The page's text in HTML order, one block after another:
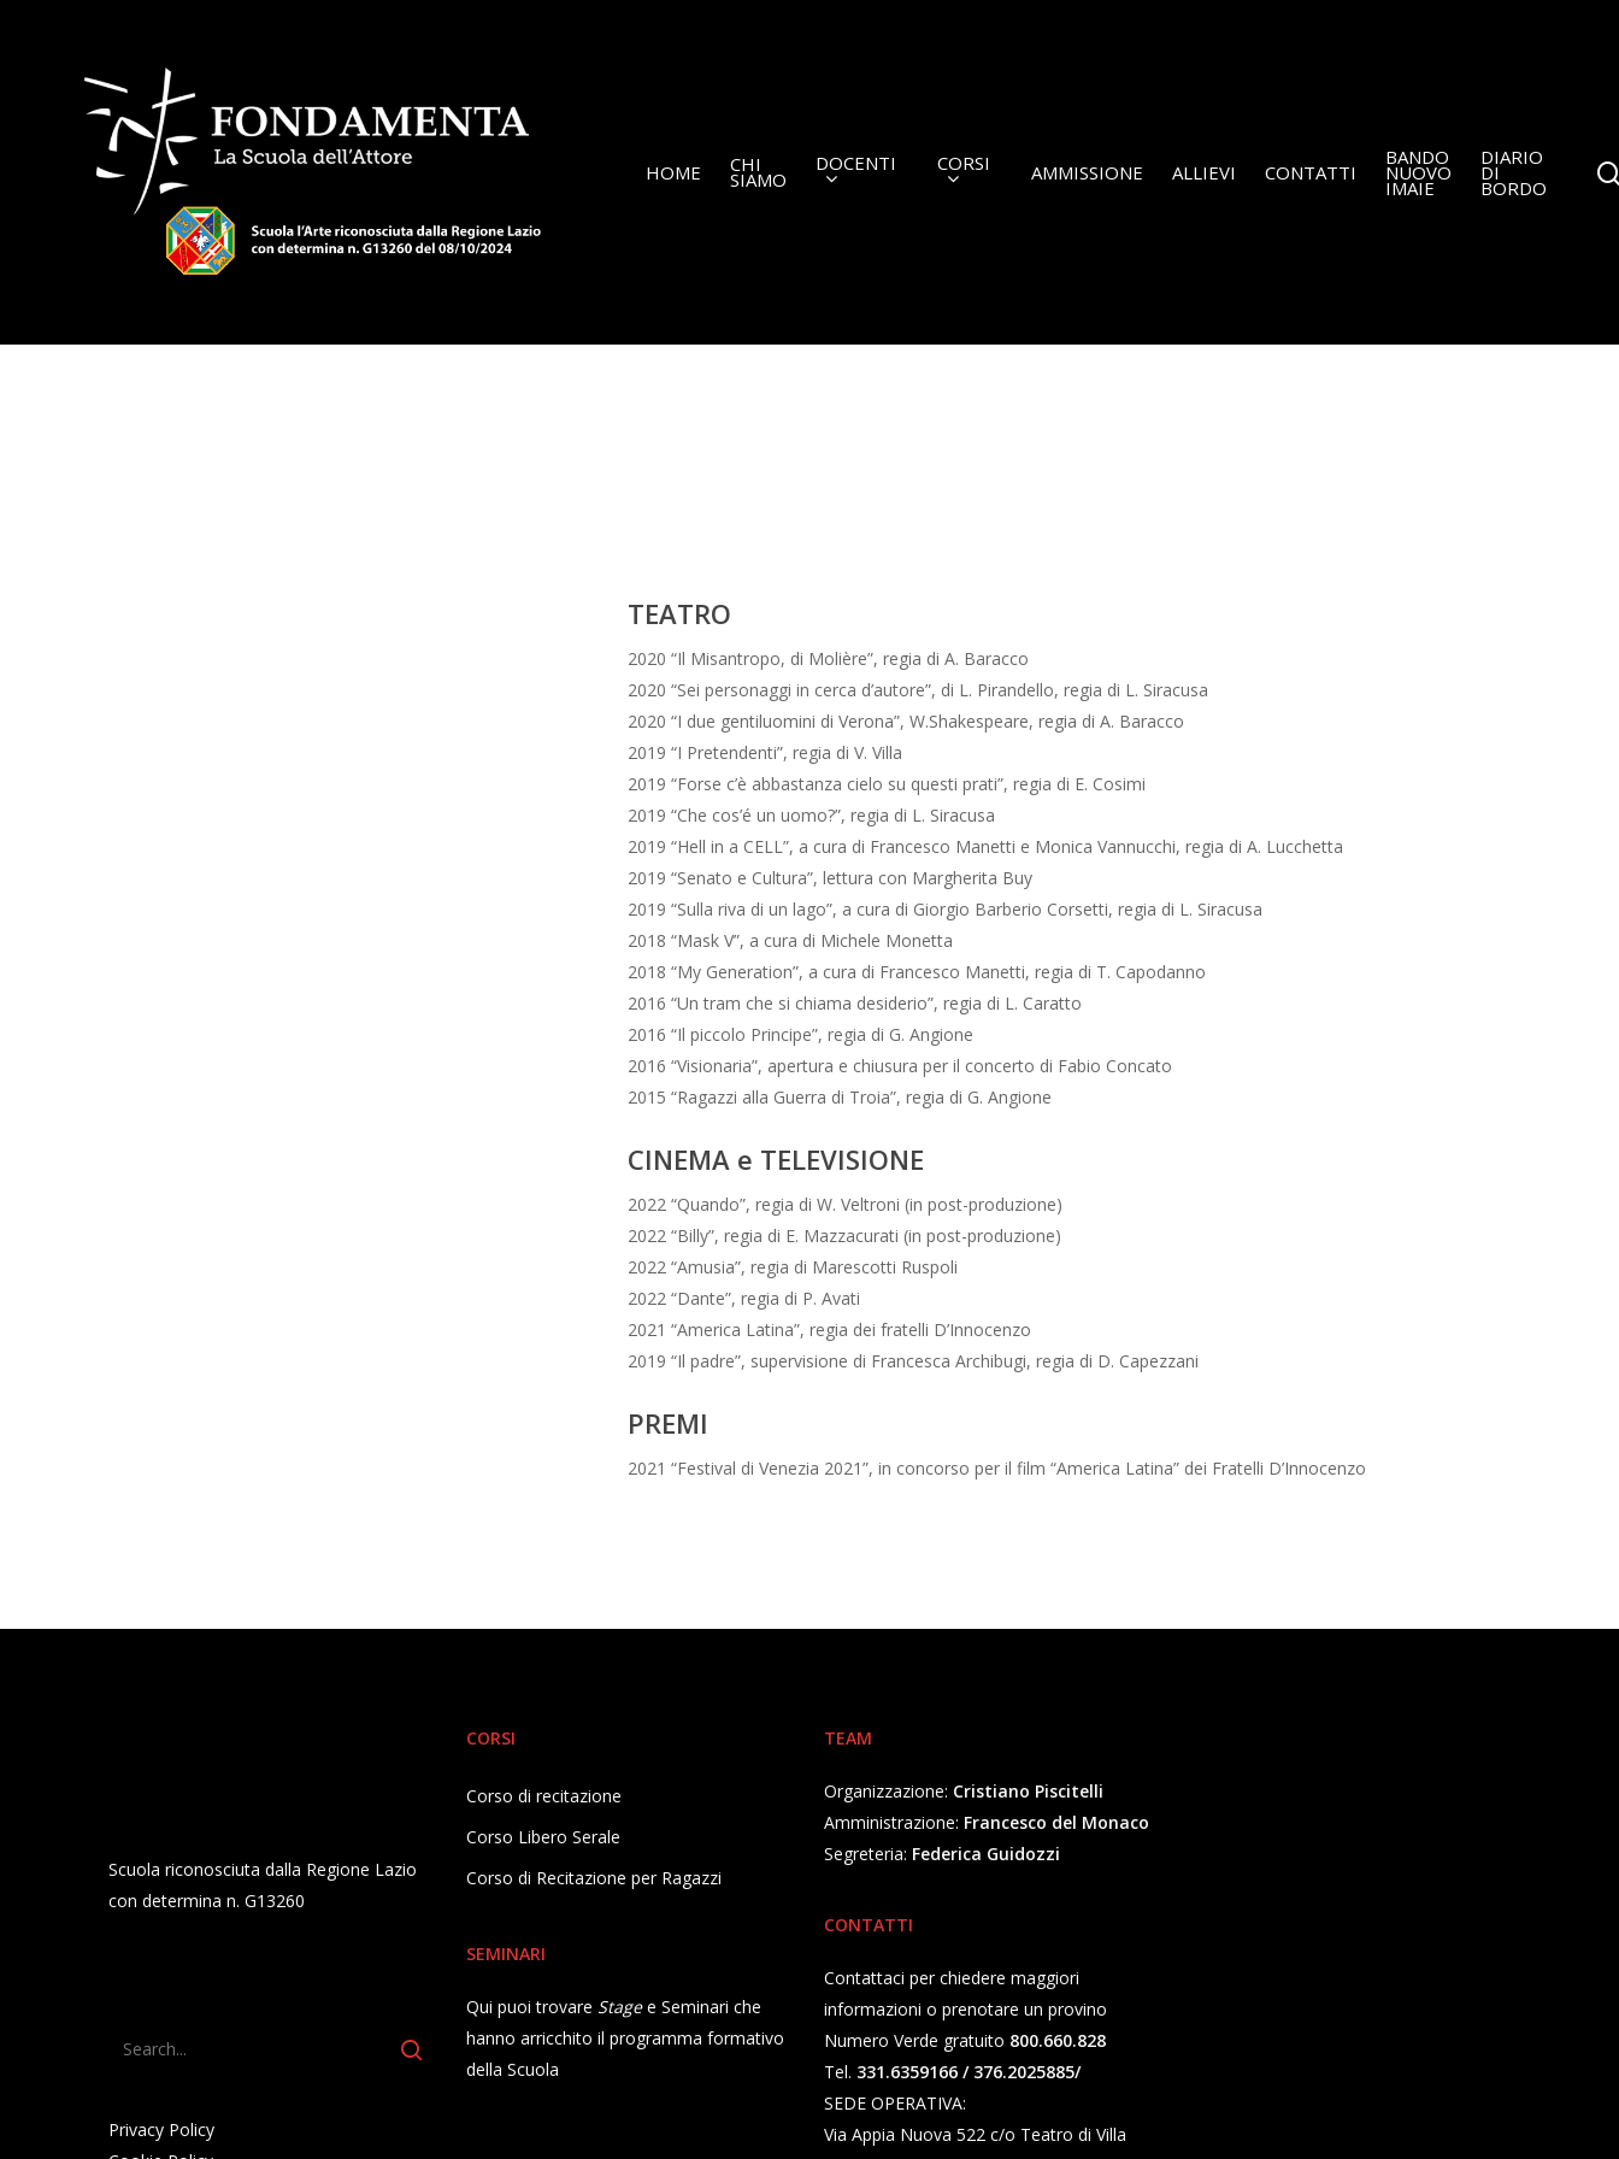
HOME CHI
SIAMO
DOCENTI CORSI AMMISSIONE ALLIEVI CONTATTI
BANDO
NUOVO
IMAIE
DIARIO
DI
BORDO
TEATRO
2020 “Il Misantropo, di Molière”, regia di A. Baracco
2020 “Sei personaggi in cerca d’autore”, di L. Pirandello, regia di L. Siracusa
2020 “I due gentiluomini di Verona”, W.Shakespeare, regia di A. Baracco
2019 “I Pretendenti”, regia di V. Villa
2019 “Forse c’è abbastanza cielo su questi prati”, regia di E. Cosimi
2019 “Che cos’é un uomo?”, regia di L. Siracusa
2019 “Hell in a CELL”, a cura di Francesco Manetti e Monica Vannucchi, regia di A. Lucchetta
2019 “Senato e Cultura”, lettura con Margherita Buy
2019 “Sulla riva di un lago”, a cura di Giorgio Barberio Corsetti, regia di L. Siracusa
2018 “Mask V”, a cura di Michele Monetta
2018 “My Generation”, a cura di Francesco Manetti, regia di T. Capodanno
2016 “Un tram che si chiama desiderio”, regia di L. Caratto
2016 “Il piccolo Principe”, regia di G. Angione
2016 “Visionaria”, apertura e chiusura per il concerto di Fabio Concato
2015 “Ragazzi alla Guerra di Troia”, regia di G. Angione
CINEMA e TELEVISIONE
2022 “Quando”, regia di W. Veltroni (in post-produzione)
2022 “Billy”, regia di E. Mazzacurati (in post-produzione)
2022 “Amusia”, regia di Marescotti Ruspoli
2022 “Dante”, regia di P. Avati
2021 “America Latina”, regia dei fratelli D’Innocenzo
2019 “Il padre”, supervisione di Francesca Archibugi, regia di D. Capezzani
PREMI
2021 “Festival di Venezia 2021”, in concorso per il film “America Latina” dei Fratelli D’Innocenzo
Scuola riconosciuta dalla Regione Lazio
con determina n. G13260
Privacy Policy
CORSI
Corso di recitazione
Corso Libero Serale
Corso di Recitazione per Ragazzi
SEMINARI
Qui puoi trovare Stagee Seminari che
hanno arricchito il programma formativo
della Scuola
TEAM
Organizzazione: Cristiano Piscitelli
Amministrazione: Francesco del Monaco
Segreteria: Federica Guidozzi
CONTATTI
Contattaci per chiedere maggiori
informazioni o prenotare un provino
Numero Verde gratuito 800.660.828
Tel. 331.6359166 / 376.2025885/
SEDE OPERATIVA:
Via Appia Nuova 522 c/o Teatro di Villa